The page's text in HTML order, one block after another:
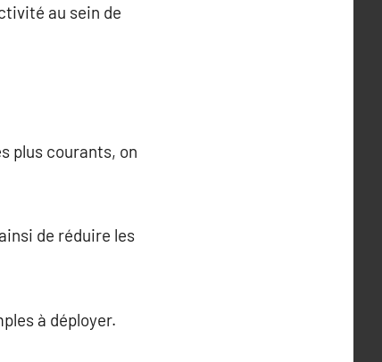
au sein de
plus courants, on
de réduire les
à déployer.